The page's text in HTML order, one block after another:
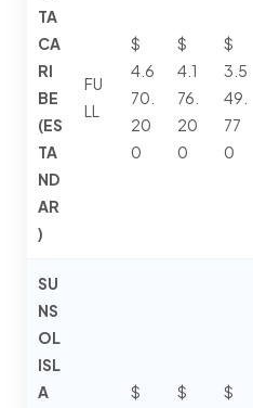
TA
CA
RI
BE
(ES
TA
ND
AR
)
FU
LL
$
4.6
70.
20
0
$
4.1
76.
20
0
$
3.5
49.
77
0
SU
NS
OL
ISL
A
$
$
$